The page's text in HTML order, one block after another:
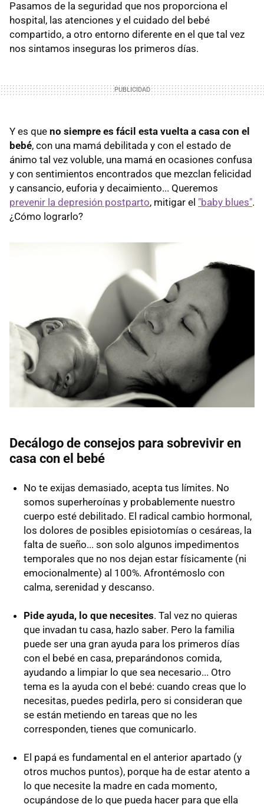
Pasamos de la seguridad que nos proporciona el
hospital, las atenciones y el cuidado del bebé
compartido, a otro entorno diferente en el que tal vez
nos sintamos inseguras los primeros días.
Y es que no siempre es fácil esta vuelta a casa con el
bebé, con una mamá debilitada y con el estado de
ánimo tal vez voluble, una mamá en ocasiones confusa
y con sentimientos encontrados que mezclan felicidad
y cansancio, euforia y decaimiento... Queremos
prevenir la depresión postparto, mitigar el "baby blues".
¿Cómo lograrlo?
Decálogo de consejos para sobrevivir en
casa con el bebé
No te exijas demasiado, acepta tus límites. No
somos superheroínas y probablemente nuestro
cuerpo esté debilitado. El radical cambio hormonal,
los dolores de posibles episiotomías o cesáreas, la
falta de sueño... son solo algunos impedimentos
temporales que no nos dejan estar físicamente (ni
emocionalmente) al 100%. Afrontémoslo con
calma, serenidad y descanso.
Pide ayuda, lo que necesites. Tal vez no quieras
que invadan tu casa, hazlo saber. Pero la familia
puede ser una gran ayuda para los primeros días
con el bebé en casa, preparándonos comida,
ayudando a limpiar lo que sea necesario... Otro
tema es la ayuda con el bebé: cuando creas que lo
necesitas, puedes pedirla, pero si consideran que
se están metiendo en tareas que no les
corresponden, tienes que comunicarlo.
El papá es fundamental en el anterior apartado (y
otros muchos puntos), porque ha de estar atento a
lo que necesite la madre en cada momento,
ocupándose de lo que pueda hacer para que ella